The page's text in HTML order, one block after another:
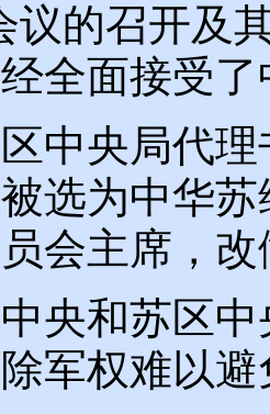
议的召开及
全面接受
中央局代
选为中华
会主席，
央和苏区
军权难以避